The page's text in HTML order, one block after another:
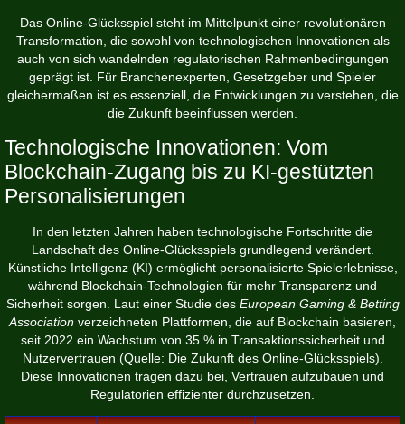
Das Online-Glücksspiel steht im Mittelpunkt einer revolutionären
Transformation, die sowohl von technologischen Innovationen als
auch von sich wandelnden regulatorischen Rahmenbedingungen
geprägt ist. Für Branchenexperten, Gesetzgeber und Spieler
gleichermaßen ist es essenziell, die Entwicklungen zu verstehen, die
die Zukunft beeinflussen werden.
Technologische Innovationen: Vom
Blockchain-Zugang bis zu KI-gestützten
Personalisierungen
In den letzten Jahren haben technologische Fortschritte die
Landschaft des Online-Glücksspiels grundlegend verändert.
Künstliche Intelligenz (KI) ermöglicht personalisierte Spielerlebnisse,
während Blockchain-Technologien für mehr Transparenz und
Sicherheit sorgen. Laut einer Studie des European Gaming & Betting
Association verzeichneten Plattformen, die auf Blockchain basieren,
seit 2022 ein Wachstum von 35 % in Transaktionssicherheit und
Nutzervertrauen (Quelle: Die Zukunft des Online-Glücksspiels).
Diese Innovationen tragen dazu bei, Vertrauen aufzubauen und
Regulatorien effizienter durchzusetzen.